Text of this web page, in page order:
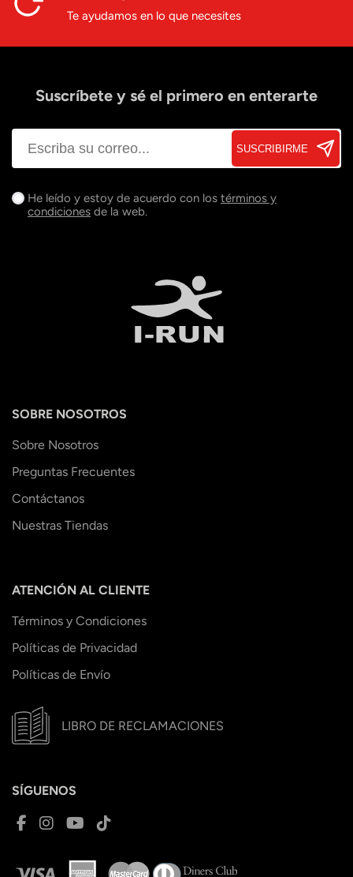
Te ayudamos en lo que necesites
Suscríbete y sé el primero en enterarte
SUSCRIBIRME
He leído y estoy de acuerdo con los términos y
condiciones de la web.
SOBRE NOSOTROS
Sobre Nosotros
Preguntas Frecuentes
Contáctanos
Nuestras Tiendas
ATENCIÓN AL CLIENTE
Términos y Condiciones
Políticas de Privacidad
Políticas de Envío
LIBRO DE RECLAMACIONES
SÍGUENOS